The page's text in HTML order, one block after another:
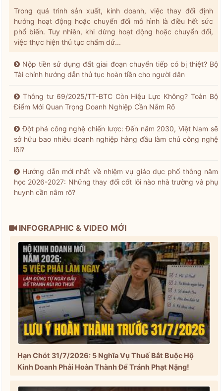
Trong quá trình sản xuất, kinh doanh, việc thay đổi định
hướng hoạt động hoặc chuyển đổi mô hình là điều hết sức
phổ biến. Tuy nhiên, khi dừng hoạt động hoặc chuyển đổi,
việc thực hiện thủ tục chấm dứ...
Nộp tiền sử dụng đất giai đoạn chuyển tiếp có bị thiệt? Bộ
Tài chính hướng dẫn thủ tục hoàn tiền cho người dân
Thông tư 69/2025/TT-BTC Còn Hiệu Lực Không? Toàn Bộ
Điểm Mới Quan Trọng Doanh Nghiệp Cần Nắm Rõ
Đột phá công nghệ chiến lược: Đến năm 2030, Việt Nam sẽ
sở hữu bao nhiêu doanh nghiệp hàng đầu làm chủ công nghệ
lõi?
Hướng dẫn mới nhất về nhiệm vụ giáo dục phổ thông năm
học 2026-2027: Những thay đổi cốt lõi nào nhà trường và phụ
huynh cần nắm rõ?
INFOGRAPHIC & VIDEO MỚI
Hạn Chót 31/7/2026: 5 Nghĩa Vụ Thuế Bắt Buộc Hộ
Kinh Doanh Phải Hoàn Thành Để Tránh Phạt Nặng!